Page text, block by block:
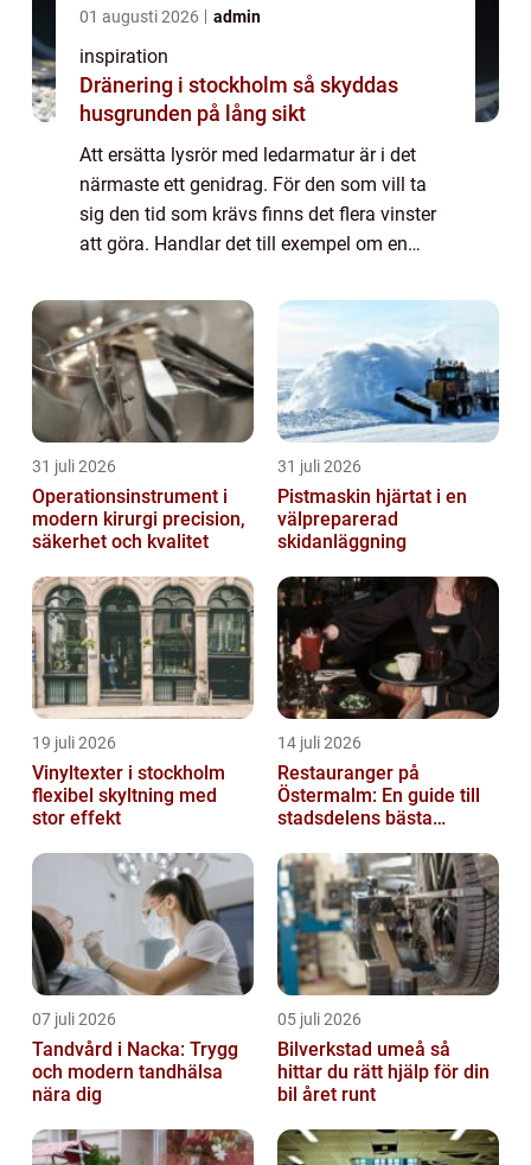
01 augusti 2026 admin
inspiration
Dränering i stockholm så skyddas
husgrunden på lång sikt
Att ersätta lysrör med ledarmatur är i det
närmaste ett genidrag. För den som vill ta
sig den tid som krävs finns det flera vinster
att göra. Handlar det till exempel om en
antal lysrörsarmaturer finns det...
31 juli 2026
Operationsinstrument i
modern kirurgi precision,
säkerhet och kvalitet
31 juli 2026
Pistmaskin hjärtat i en
välpreparerad
skidanläggning
19 juli 2026
Vinyltexter i stockholm
flexibel skyltning med
stor effekt
14 juli 2026
Restauranger på
Östermalm: En guide till
stadsdelens bästa
07 juli 2026
Tandvård i Nacka: Trygg
och modern tandhälsa
nära dig
05 juli 2026
Bilverkstad umeå så
hittar du rätt hjälp för din
bil året runt